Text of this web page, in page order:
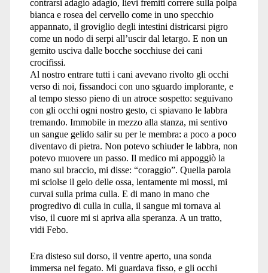
contrarsi adagio adagio, lievi fremiti correre sulla polpa
bianca e rosea del cervello come in uno specchio
appannato, il groviglio degli intestini districarsi pigro
come un nodo di serpi all’uscir dal letargo. E non un
gemito usciva dalle bocche socchiuse dei cani
crocifissi.
Al nostro entrare tutti i cani avevano rivolto gli occhi
verso di noi, fissandoci con uno sguardo implorante, e
al tempo stesso pieno di un atroce sospetto: seguivano
con gli occhi ogni nostro gesto, ci spiavano le labbra
tremando. Immobile in mezzo alla stanza, mi sentivo
un sangue gelido salir su per le membra: a poco a poco
diventavo di pietra. Non potevo schiuder le labbra, non
potevo muovere un passo. Il medico mi appoggiò la
mano sul braccio, mi disse: “coraggio”. Quella parola
mi sciolse il gelo delle ossa, lentamente mi mossi, mi
curvai sulla prima culla. E di mano in mano che
progredivo di culla in culla, il sangue mi tornava al
viso, il cuore mi si apriva alla speranza. A un tratto,
vidi Febo.
Era disteso sul dorso, il ventre aperto, una sonda
immersa nel fegato. Mi guardava fisso, e gli occhi